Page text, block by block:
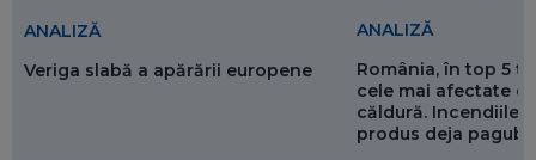
ANALIZĂ
Veriga slabă a apărării europene
ANALIZĂ
România, în top 5
cele mai afectate
căldură. Incendiile
produs deja